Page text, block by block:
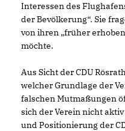
Interessen des
der Bevölkerung“. Sie
von ihren „früher
möchte.
Aus Sicht der CDU
welcher Grundlage der
falschen Mutmaßungen
sich der Verein nicht
und Positionierung der